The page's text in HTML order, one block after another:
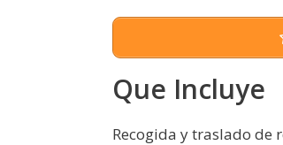
Que Incluye
Recogida y traslado de